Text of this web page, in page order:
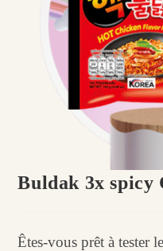
Buldak 3x spicy
Êtes-vous prêt à tester